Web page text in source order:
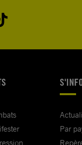
Par